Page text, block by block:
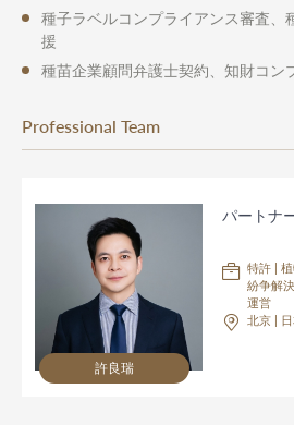
種子ラベルコンプライアンス審査、
援
種苗企業顧問弁護士契約、知財コン
Professional Team
許良瑞
パートナ
特許 |
紛争解
運営
北京 |